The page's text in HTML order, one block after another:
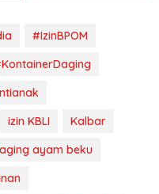
#IzinBPOM
izin KBLI
Kalbar
ayam beku